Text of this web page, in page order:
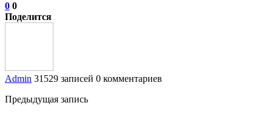
0 0
Поделится
Admin 31529 записей 0 комментариев
Предыдущая запись